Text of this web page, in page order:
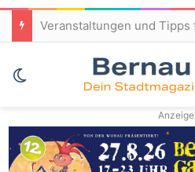
Skin umschalten
Anzeige